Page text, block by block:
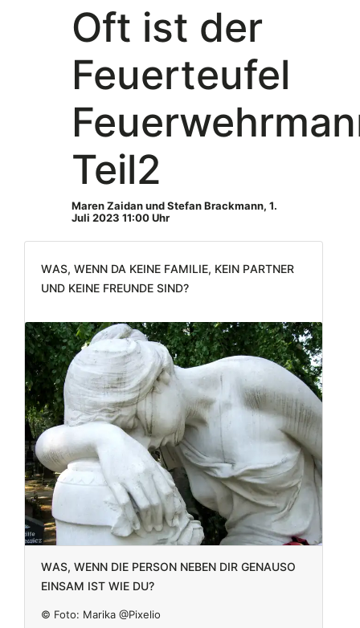
Oft ist der
Feuerteufel
Teil2
Maren Zaidan und Stefan Brackmann, 1.
Juli 2023 11:00 Uhr
Was, wenn da keine Familie, kein Partner
und keine Freunde sind?
Was, wenn die Person neben dir genauso
einsam ist wie du?
© Foto: Marika @Pixelio